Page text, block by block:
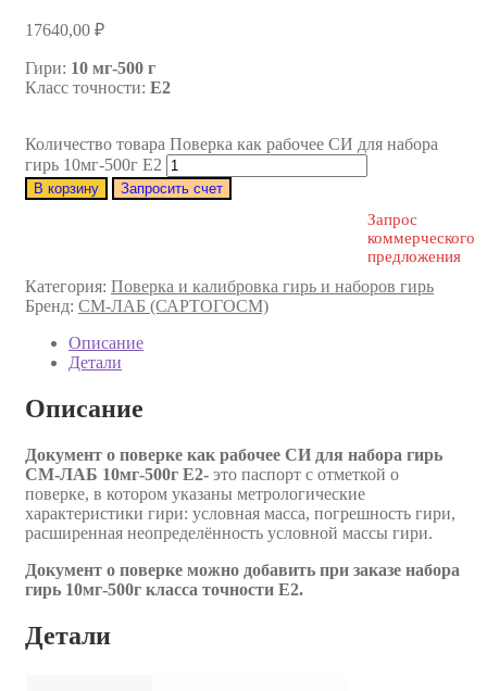
17640,00 ₽
Гири: 10 мг-500 г
Класс точности: E2
Количество товара Поверка как рабочее СИ для набора
гирь 10мг-500г E2
В корзину Запросить счет
Запрос
коммерческого
предложения
Категория: Поверка и калибровка гирь и наборов гирь
Бренд: СМ-ЛАБ (САРТОГОСМ)
Описание
Детали
Описание
Документ о поверке как рабочее СИ для набора гирь
СМ-ЛАБ 10мг-500г E2- это паспорт с отметкой о
поверке, в котором указаны метрологические
характеристики гири: условная масса, погрешность гири,
расширенная неопределённость условной массы гири.
Документ о поверке можно добавить при заказе набора
гирь 10мг-500г класса точности E2.
Детали